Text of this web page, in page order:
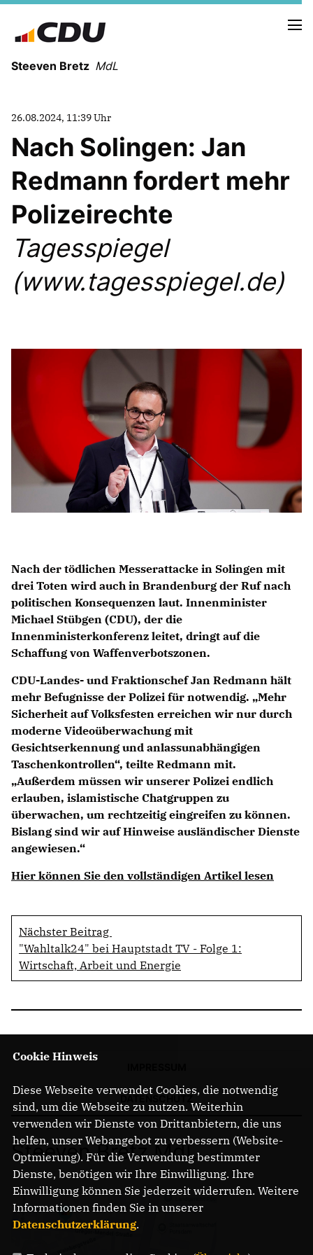
Steeven Bretz MdL
VITA
WAHLKREISBESUCHE
PRESSEFOTOS
MEIN BÜRGERBÜRO
MEIN WAHLKREIS
ZIELE
CDU Deutschland
CDU Fraktion im Brandenburger Landtag
CDU Brandenburg
CDU Potsdam
26.08.2024, 11:39 Uhr
Nach Solingen: Jan
Redmann fordert mehr
Polizeirechte
Tagesspiegel
(www.tagesspiegel.de)
Nach der tödlichen Messerattacke in Solingen mit
drei Toten wird auch in Brandenburg der Ruf nach
politischen Konsequenzen laut. Innenminister
Michael Stübgen (CDU), der die
Innenministerkonferenz leitet, dringt auf die
Schaffung von Waffenverbotszonen.
CDU-Landes- und FraktionschefJan Redmann hält
mehr Befugnisse der Polizei für notwendig. „Mehr
Sicherheit auf Volksfesten erreichen wir nur durch
moderne Videoüberwachung mit
Gesichtserkennung und anlassunabhängigen
Taschenkontrollen“, teilte Redmann mit.
Außerdem müssen wir unserer Polizei endlich
erlauben, islamistische Chatgruppen zu
überwachen, um rechtzeitig eingreifen zu können.
Bislang sind wir auf Hinweise ausländischer Dienste
angewiesen.“
Hier können Sie den vollständigen Artikel lesen
Nächster Beitrag
"Wahltalk24" bei Hauptstadt TV - Folge 1:
Wirtschaft, Arbeit und Energie
Steeven Bretz MdL
Cookie Hinweis
Diese Webseite verwendet Cookies, die notwendig
sind, um die Webseite zu nutzen. Weiterhin
verwenden wir Dienste von Drittanbietern, die uns
helfen, unser Webangebot zu verbessern (Website-
Optmierung). Für die Verwendung bestimmter
Dienste, benötigen wir Ihre Einwilligung. Ihre
Einwilligung können Sie jederzeit widerrufen. Weitere
Informationen finden Sie in unserer
Datenschutzerklärung.